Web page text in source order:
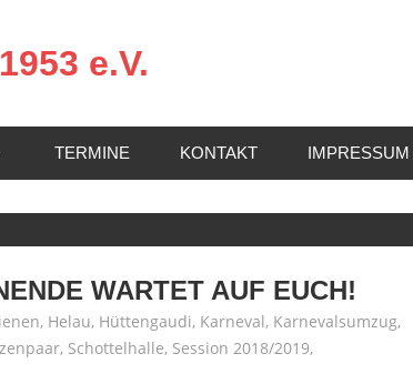
e.V.
TERMINE KONTAKT IMPRESSUM
WARTET AUF EUCH!
, Helau, Hüttengaudi, Karneval, Karnevalsumzug,
, Schottelhalle, Session 2018/2019,